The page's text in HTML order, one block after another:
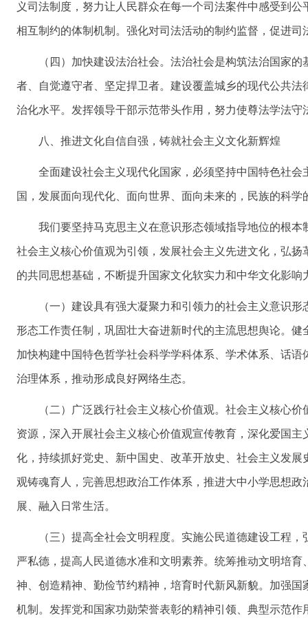
义司法制度，努力让人民群众在每一个司法案件中感受到
相互制约的体制机制。强化对司法活动的制约监督，促进
（四）加快建设法治社会。法治社会是构筑法治国家
者、自觉遵守者、坚定捍卫者。建设覆盖城乡的现代公共
治化水平。发挥领导干部示范带头作用，努力使尊法学法守
八、推进文化自信自强，铸就社会主义文化新辉煌
全面建设社会主义现代化国家，必须坚持中国特色社
国，发展面向现代化、面向世界、面向未来的，民族的科
我们要坚持马克思主义在意识形态领域指导地位的根
社会主义核心价值观为引领，发展社会主义先进文化，弘
的共同思想基础，不断提升国家文化软实力和中华文化影响
（一）建设具有强大凝聚力和引领力的社会主义意识
形态工作责任制，巩固壮大奋进新时代的主流思想舆论。
加快构建中国特色哲学社会科学学科体系、学术体系、话
治理体系，推动形成良好网络生态。
（二）广泛践行社会主义核心价值观。社会主义核心
资源，深入开展社会主义核心价值观宣传教育，深化爱国
化，持续抓好党史、新中国史、改革开放史、社会主义发
观铸魂育人，完善思想政治工作体系，推进大中小学思想
展、融入日常生活。
（三）提高全社会文明程度。实施公民道德建设工程
严私德，提高人民道德水准和文明素养。统筹推动文明培
神、创造精神、勤俭节约精神，培育时代新风新貌。加强
机制。发挥党和国家功勋荣誉表彰的精神引领、典型示范